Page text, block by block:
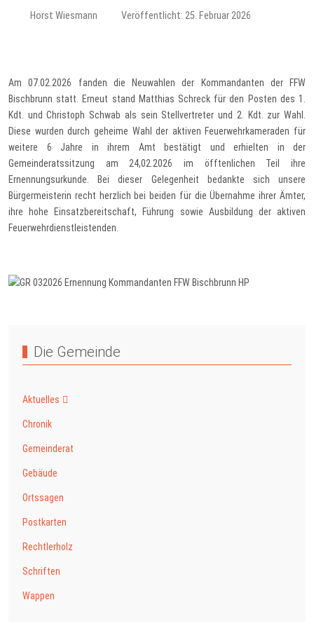
Horst Wiesmann Veröffentlicht: 25. Februar 2026
Am 07.02.2026 fanden die Neuwahlen der Kommandanten der FFW
Bischbrunn statt. Erneut stand Matthias Schreck für den Posten des 1.
Kdt. und Christoph Schwab als sein Stellvertreter und 2. Kdt. zur Wahl.
Diese wurden durch geheime Wahl der aktiven Feuerwehrkameraden für
weitere 6 Jahre in ihrem Amt bestätigt und erhielten in der
Gemeinderatssitzung am 24,02.2026 im öfftenlichen Teil ihre
Ernennungsurkunde. Bei dieser Gelegenheit bedankte sich unsere
Bürgermeisterin recht herzlich bei beiden für die Übernahme ihrer Ämter,
ihre hohe Einsatzbereitschaft, Führung sowie Ausbildung der aktiven
Feuerwehrdienstleistenden.
Die Gemeinde
Aktuelles
Chronik
Gemeinderat
Gebäude
Ortssagen
Postkarten
Rechtlerholz
Schriften
Wappen